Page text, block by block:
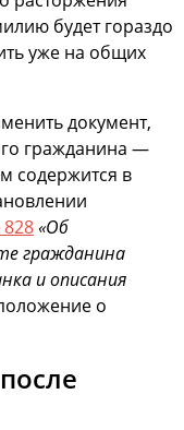
будет гораздо
уже на общих
документ,
гражданина —
содержится в
«Об
гражданина
и описания
о